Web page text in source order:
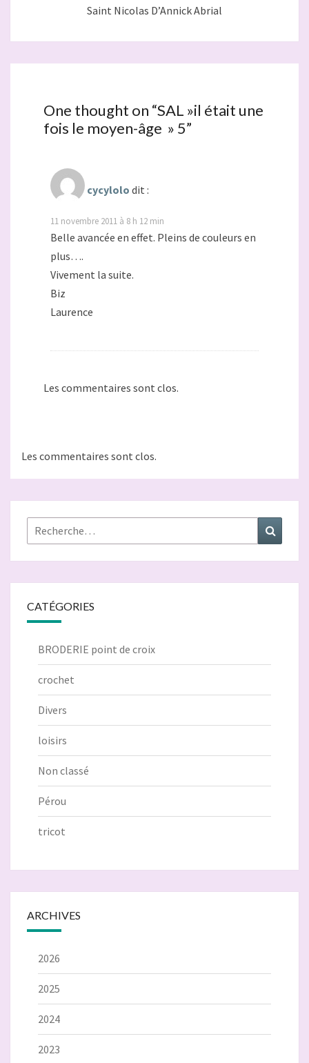
Saint Nicolas D’Annick Abrial
One thought on “SAL »il était une
fois le moyen-âge » 5”
cycylolo dit :
11 novembre 2011 à 8 h 12 min
Belle avancée en effet. Pleins de couleurs en
plus….
Vivement la suite.
Biz
Laurence
Les commentaires sont clos.
Les commentaires sont clos.
Rechercher :
CATÉGORIES
BRODERIE point de croix
crochet
Divers
loisirs
Non classé
Pérou
tricot
ARCHIVES
2026
2025
2024
2023